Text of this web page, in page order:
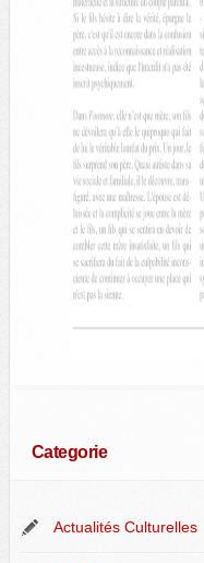
Categorie
Actualités Culturelles